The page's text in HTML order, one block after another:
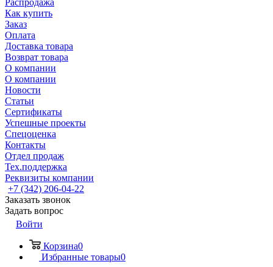
Распродажа
Как купить
Заказ
Оплата
Доставка товара
Возврат товара
О компании
О компании
Новости
Статьи
Сертификаты
Успешные проекты
Спецоценка
Контакты
Отдел продаж
Тех.поддержка
Реквизиты компании
+7 (342) 206-04-22
Заказать звонок
Задать вопрос
Войти
Корзина0
Избранные товары0